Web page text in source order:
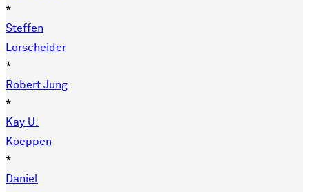
*
Steffen
Lorscheider
*
Robert Jung
*
Kay U.
Koeppen
*
Daniel